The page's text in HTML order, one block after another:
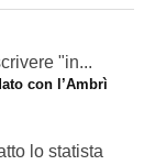
"in...
con l’Ambrì
lo statista